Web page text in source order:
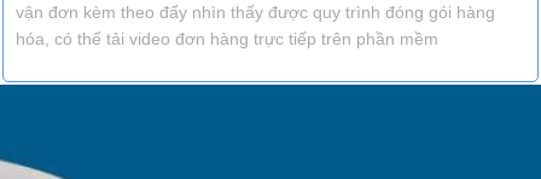
vận đơn kèm theo đấy nhìn thấy được quy trình đóng gói hàng
hóa, có thể tải video đơn hàng trực tiếp trên phần mềm